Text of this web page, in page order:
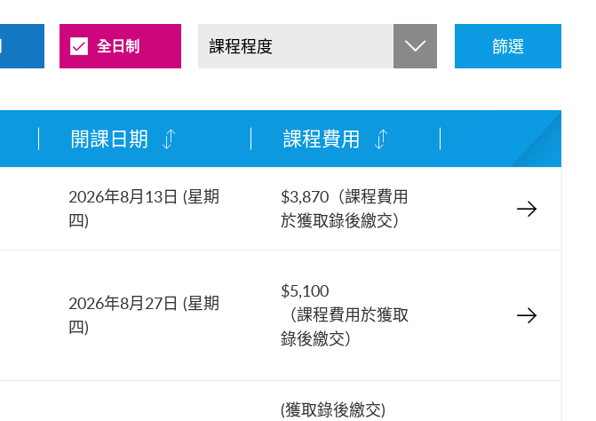
全日制 課程程度 篩選
開課日期 課程費用
2026年8月13日 (星期
四)
$3,870（課程費用
於獲取錄後繳交）
2026年8月27日 (星期
四)
$5,100
（課程費用於獲取
錄後繳交）
(獲取錄後繳交)